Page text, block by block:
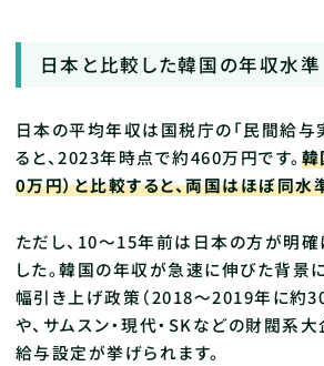
日本と比較した韓国の年収水準
日本の平均年収は国税庁の「民間給与
ると、2023年時点で約460万円です。韓
0万円）と比較すると、両国はほぼ同水
ただし、10〜15年前は日本の方が明
した。韓国の年収が急速に伸びた背景
幅引き上げ政策（2018〜2019年に約
や、サムスン・現代・SKなどの財閥系
給与設定が挙げられます。